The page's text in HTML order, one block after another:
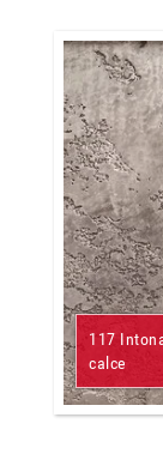
117
calce